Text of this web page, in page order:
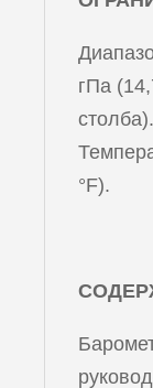
гПа
столба).
°F).